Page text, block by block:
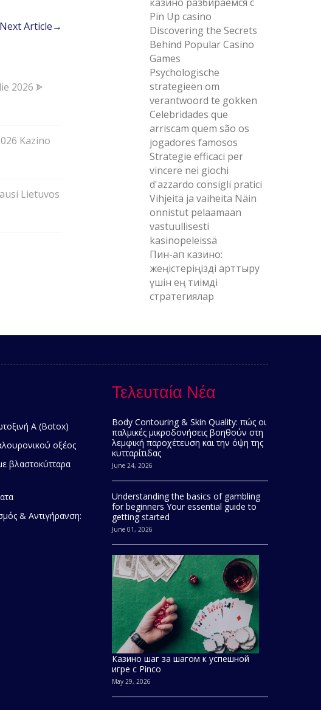
Next Article→
2026 ᗎ
Kazino
Lietuvos
Pin Up casino
Discovering the Secrets
Behind Popular Casino
Games
Psychologische
strategieën om
verantwoord te gokken
Celebridades que
arriscam quem são os
jogadores famosos
Strategie efficaci per
vincere nei giochi
d'azzardo consigli pratici
Vihjeitä ja vaiheita Näin
onnistut pelaamaan
vastuullisesti
kasinopeleissä
Пин-ап казино:
жеңістеріңізді арттыру
үшін ең тиімді
стратегиялар
Α (Botox)
οξέος
βλαστοκύτταρα
& Αντιγήρανση:
Τελευταία Νέα
Body Contouring & Skin Quality: πώς οι
παλμικές μικροδονήσεις βοηθούν στη
λεμφική παροχέτευση και την όψη της
κυτταρίτιδας
June 24, 2026
Understanding the basics of gambling
for beginners Your essential guide to
getting started
June 01, 2026
Казино шаг за шагом к успешной
игре с Pinco
May 29, 2026